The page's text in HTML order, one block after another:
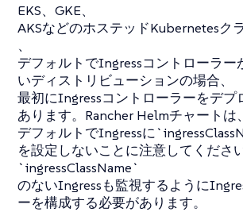
EKS、GKE、
AKSなどのホステッドKubernetesク
、
デフォルトでIngressコントローラー
いディストリビューションの場合、
最初にIngressコントローラーをデプ
あります。Rancher Helmチャートは、
デフォルトでIngressに
を設定しないことに注意してくださ
`ingressClassName`
のないIngressも監視するように
ーを構成する必要があります。